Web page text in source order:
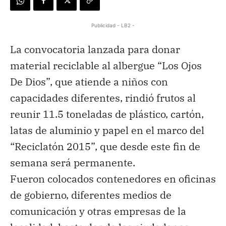
Publicidad - LB2 -
La convocatoria lanzada para donar
material reciclable al albergue “Los Ojos
De Dios”, que atiende a niños con
capacidades diferentes, rindió frutos al
reunir 11.5 toneladas de plástico, cartón,
latas de aluminio y papel en el marco del
“Reciclatón 2015”, que desde este fin de
semana será permanente.
Fueron colocados contenedores en oficinas
de gobierno, diferentes medios de
comunicación y otras empresas de la